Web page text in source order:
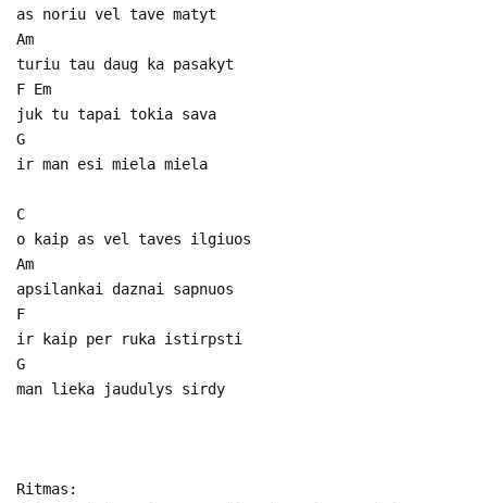
as noriu vel tave matyt
Am
turiu tau daug ka pasakyt
F Em
juk tu tapai tokia sava
G
ir man esi miela miela
C
o kaip as vel taves ilgiuos
Am
apsilankai daznai sapnuos
F
ir kaip per ruka istirpsti
G
man lieka jaudulys sirdy
Ritmas: